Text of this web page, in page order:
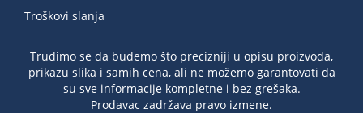
Troškovi slanja
Trudimo se da budemo što precizniji u opisu proizvoda,
prikazu slika i samih cena, ali ne možemo garantovati da
su sve informacije kompletne i bez grešaka.
Prodavac zadržava pravo izmene.